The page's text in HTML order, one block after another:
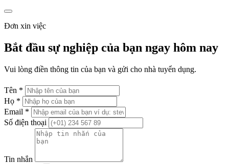
Đơn xin việc
Bắt đầu sự nghiệp của bạn ngay hôm nay
Vui lòng điền thông tin của bạn và gửi cho nhà tuyển dụng.
Tên *
Họ *
Email *
Số điện thoại
Tin nhắn